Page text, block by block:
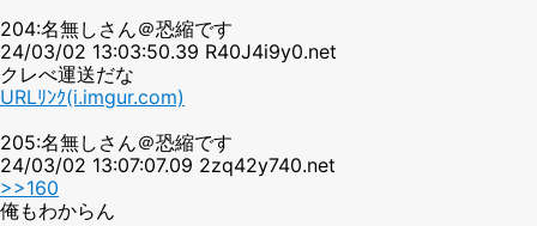
204:名無しさん＠恐縮です
24/03/02 13:03:50.39 R40J4i9y0.net
クレべ運送だな
URLﾘﾝｸ(i.imgur.com)
205:名無しさん＠恐縮です
24/03/02 13:07:07.09 2zq42y740.net
>>160
俺もわからん